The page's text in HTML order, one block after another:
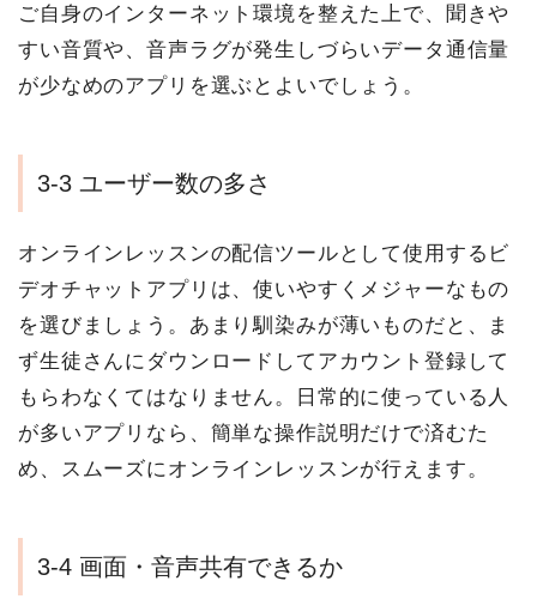
ご自身のインターネット環境を整えた上で、聞きや
すい音質や、音声ラグが発生しづらいデータ通信量
が少なめのアプリを選ぶとよいでしょう。
3-3 ユーザー数の多さ
オンラインレッスンの配信ツールとして使用するビ
デオチャットアプリは、使いやすくメジャーなもの
を選びましょう。あまり馴染みが薄いものだと、ま
ず生徒さんにダウンロードしてアカウント登録して
もらわなくてはなりません。日常的に使っている人
が多いアプリなら、簡単な操作説明だけで済むた
め、スムーズにオンラインレッスンが行えます。
3-4 画面・音声共有できるか